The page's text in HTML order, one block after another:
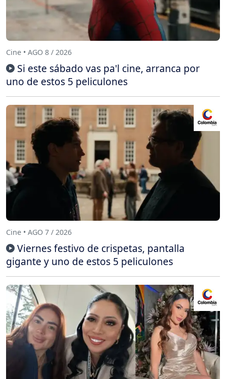
Cine • AGO 8 / 2026
Si este sábado vas pa'l cine, arranca por
uno de estos 5 peliculones
Cine • AGO 7 / 2026
Viernes festivo de crispetas, pantalla
gigante y uno de estos 5 peliculones